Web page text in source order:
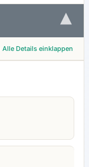
▾
Alle Details einklappen